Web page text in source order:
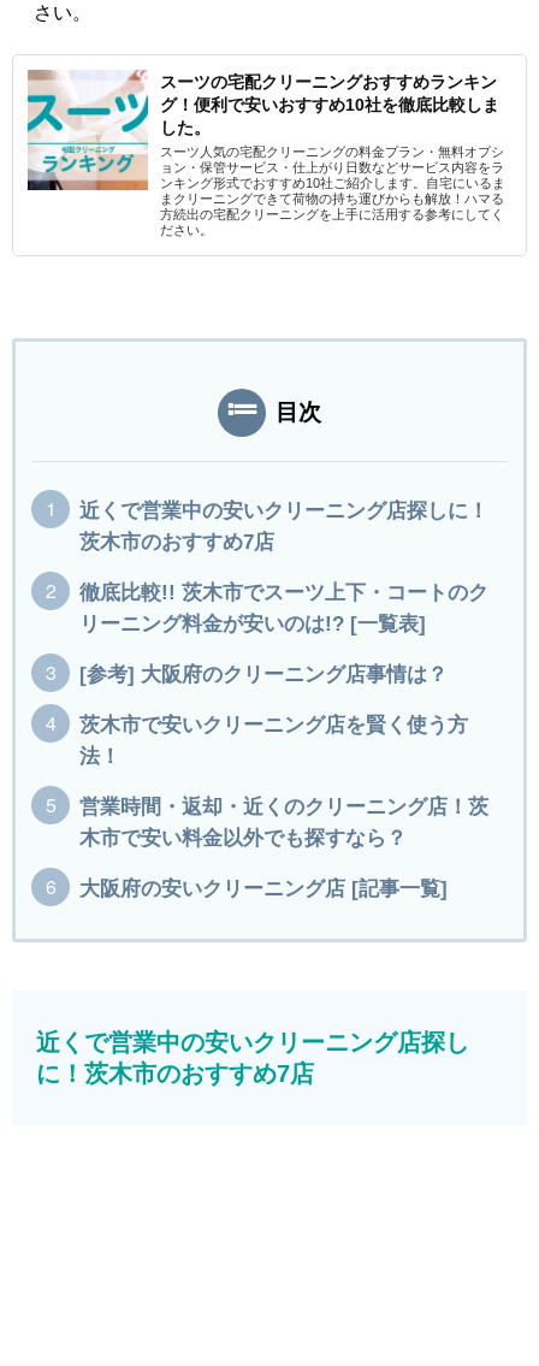
さい。
スーツの宅配クリーニングおすすめランキン
グ！便利で安いおすすめ10社を徹底比較しま
した。
スーツ人気の宅配クリーニングの料金プラン・無料オプシ
ョン・保管サービス・仕上がり日数などサービス内容をラ
ンキング形式でおすすめ10社ご紹介します。自宅にいるま
まクリーニングできて荷物の持ち運びからも解放！ハマる
方続出の宅配クリーニングを上手に活用する参考にしてく
ださい。
目次
近くで営業中の安いクリーニング店探しに！
茨木市のおすすめ7店
徹底比較!! 茨木市でスーツ上下・コートのク
リーニング料金が安いのは!? [一覧表]
[参考] 大阪府のクリーニング店事情は？
茨木市で安いクリーニング店を賢く使う方
法！
営業時間・返却・近くのクリーニング店！茨
木市で安い料金以外でも探すなら？
大阪府の安いクリーニング店 [記事一覧]
近くで営業中の安いクリーニング店探し
に！茨木市のおすすめ7店